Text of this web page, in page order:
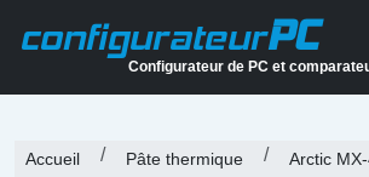
configurateurPC
Configurateur de PC et
Accueil Pâte thermique Arctic